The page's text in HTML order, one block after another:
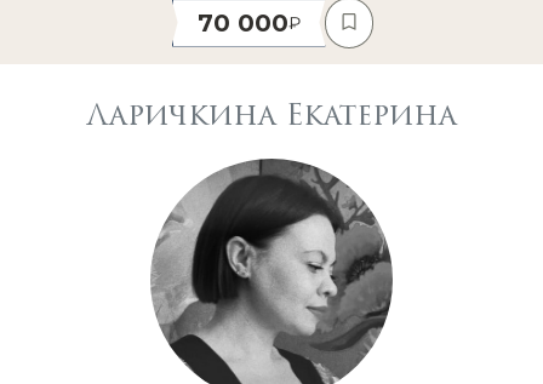
70 000
Ларичкина Екатерина